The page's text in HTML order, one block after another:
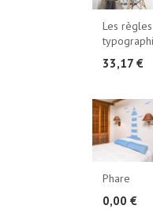
Les
33,17 €
Phare
0,00 €